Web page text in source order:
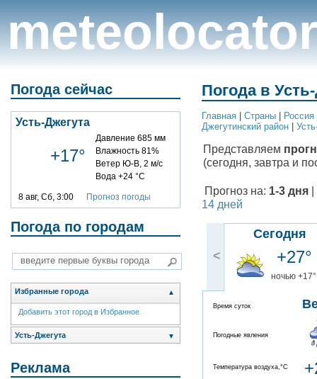
meteolocator
Погода сейчас
Усть-Джегута
+17°
Давление 685 мм
Влажность 81%
Ветер Ю-В, 2 м/с
Вода +24 °C
8 авг, Сб, 3:00 Прогноз погоды
Погода по городам
Избранные города ▲
Добавить этот город в Избранное
Усть-Джегута ▼
Реклама
Погода в
Главная Cтраны Россия
Джегутинский район
Представляем
(сегодня, завтра и
Прогноз на: 1-3 дня
14 дней
<
Сегодня
+27°
ночью +17°
Время суток
Погодные явления
Температура воздуха,°C